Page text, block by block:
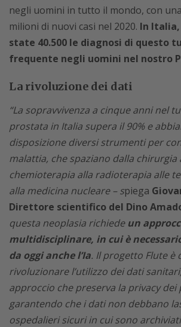
negli uomini in tutto il mondo, con
milioni di nuovi casi nel 2020. In Italia,
state 40.500 le diagnosi di questo
frequente negli uomini nel nostro
La rivoluzione dei dati
“La sopravvivenza a cinque anni nel
prostata in Italia supera il 90% e
disposizione diversi strumenti per
malattia, che spaziano dalla chirurgia
chemioterapia alla radioterapia alle
alla medicina nucleare – spiega
Direttore scientifico del Dino
questa neoplasia richiede un
multidisciplinare, in cui è
da oggi anche l’Ia. Il progetto Flute è
rivoluzionare l’utilizzo dei dati
approccio che preserva la privacy dei
garantendo che i dati non debbano
ospedalieri sicuri in cui sono